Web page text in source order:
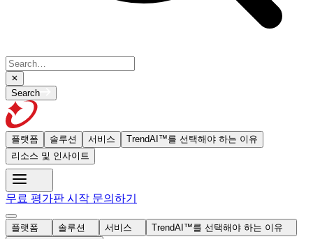
Search
플랫폼 솔루션 서비스
TrendAI™를 선택해야 하는 이유
리소스 및 인사이트
무료 평가판 시작 문의하기
플랫폼 솔루션 서비스
TrendAI™를 선택해야 하는 이유